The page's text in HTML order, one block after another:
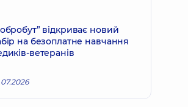
відкриває новий
на безоплатне навчання
ветеранів